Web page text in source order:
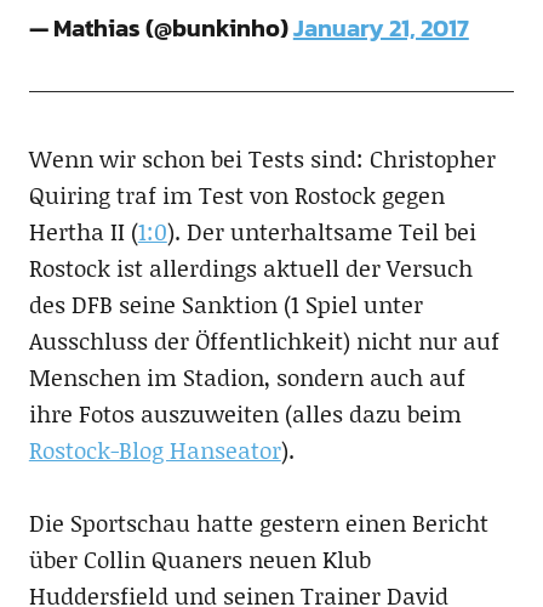
— Mathias (@bunkinho)January 21, 2017
Wenn wir schon bei Tests sind: Christopher
Quiring traf im Test von Rostock gegen
Hertha II (1:0). Der unterhaltsame Teil bei
Rostock ist allerdings aktuell der Versuch
des DFB seine Sanktion (1 Spiel unter
Ausschluss der Öffentlichkeit) nicht nur auf
Menschen im Stadion, sondern auch auf
ihre Fotos auszuweiten (alles dazu beim
Rostock-Blog Hanseator).
Die Sportschau hatte gestern einen Bericht
über Collin Quaners neuen Klub
Huddersfield und seinen Trainer David